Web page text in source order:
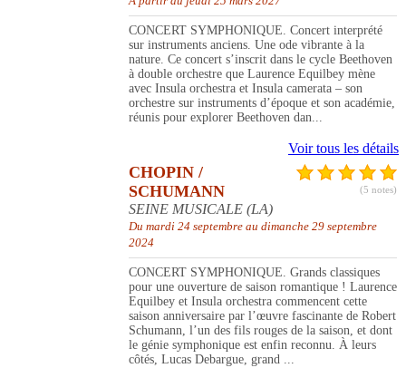
CONCERT SYMPHONIQUE. Concert interprété
sur instruments anciens. Une ode vibrante à la
nature. Ce concert s’inscrit dans le cycle Beethoven
à double orchestre que Laurence Equilbey mène
avec Insula orchestra et Insula camerata – son
orchestre sur instruments d’époque et son académie,
réunis pour explorer Beethoven dan...
Voir tous les détails
(5 notes)
CHOPIN /
SCHUMANN
SEINE MUSICALE (LA)
Du mardi 24 septembre au dimanche 29 septembre
2024
CONCERT SYMPHONIQUE. Grands classiques
pour une ouverture de saison romantique ! Laurence
Equilbey et Insula orchestra commencent cette
saison anniversaire par l’œuvre fascinante de Robert
Schumann, l’un des fils rouges de la saison, et dont
le génie symphonique est enfin reconnu. À leurs
côtés, Lucas Debargue, grand ...